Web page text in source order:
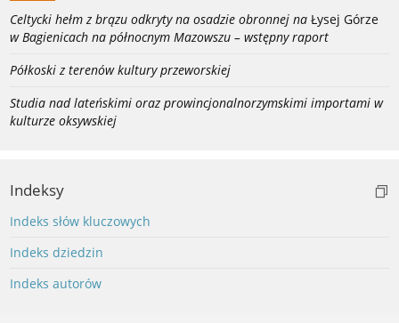
Celtycki hełm z brązu odkryty na osadzie obronnej na Łysej Górze
w Bagienicach na północnym Mazowszu – wstępny raport
Półkoski z terenów kultury przeworskiej
Studia nad lateńskimi oraz prowincjonalnorzymskimi importami w
kulturze oksywskiej
Indeksy
Indeks słów kluczowych
Indeks dziedzin
Indeks autorów